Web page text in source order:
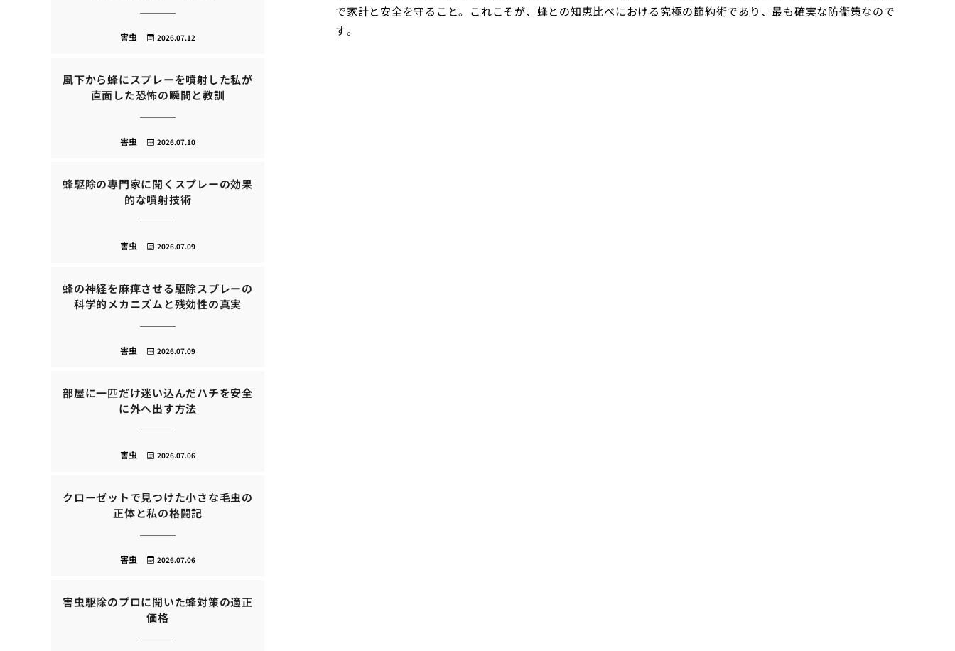
で家計と安全を守ること。これこそが、蜂との知恵比べにおける究極の節約術であり、最も確実な防衛策なので
す。
2026.07.12
害虫
風下から蜂にスプレーを噴射した私が
直面した恐怖の瞬間と教訓
2026.07.10
害虫
蜂駆除の専門家に聞くスプレーの効果
的な噴射技術
2026.07.09
害虫
蜂の神経を麻痺させる駆除スプレーの
科学的メカニズムと残効性の真実
2026.07.09
害虫
部屋に一匹だけ迷い込んだハチを安全
に外へ出す方法
2026.07.06
害虫
クローゼットで見つけた小さな毛虫の
正体と私の格闘記
2026.07.06
害虫
害虫駆除のプロに聞いた蜂対策の適正
価格